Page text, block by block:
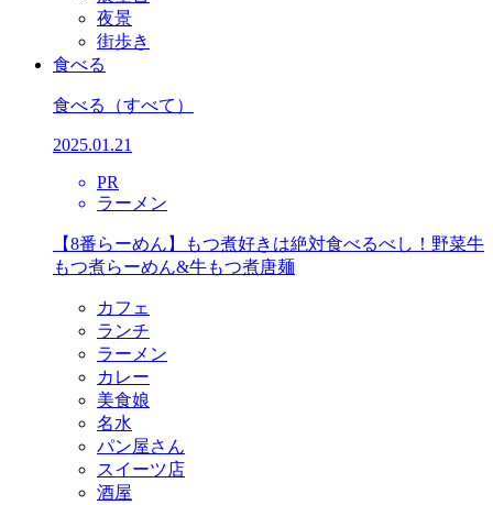
夜景
街歩き
食べる
食べる （すべて）
2025.01.21
PR
ラーメン
【8番らーめん】もつ煮好きは絶対食べるべし！野菜牛
もつ煮らーめん&牛もつ煮唐麺
カフェ
ランチ
ラーメン
カレー
美食娘
名水
パン屋さん
スイーツ店
酒屋